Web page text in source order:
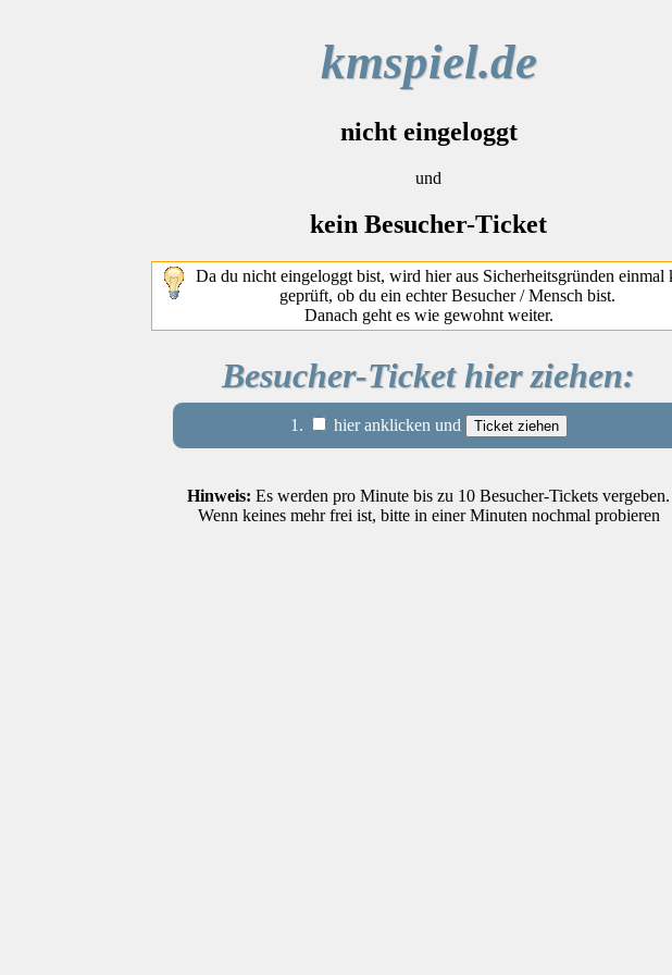
kmspiel.de
nicht eingeloggt
und
kein Besucher-Ticket
Da du nicht eingeloggt bist, wird hier aus Sicherheitsgründen einmal
geprüft, ob du ein echter Besucher / Mensch bist.
Danach geht es wie gewohnt weiter.
Besucher-Ticket hier ziehen:
1. hier anklicken und
Hinweis: Es werden pro Minute bis zu 10 Besucher-Tickets vergeben.
Wenn keines mehr frei ist, bitte in einer Minuten nochmal probieren